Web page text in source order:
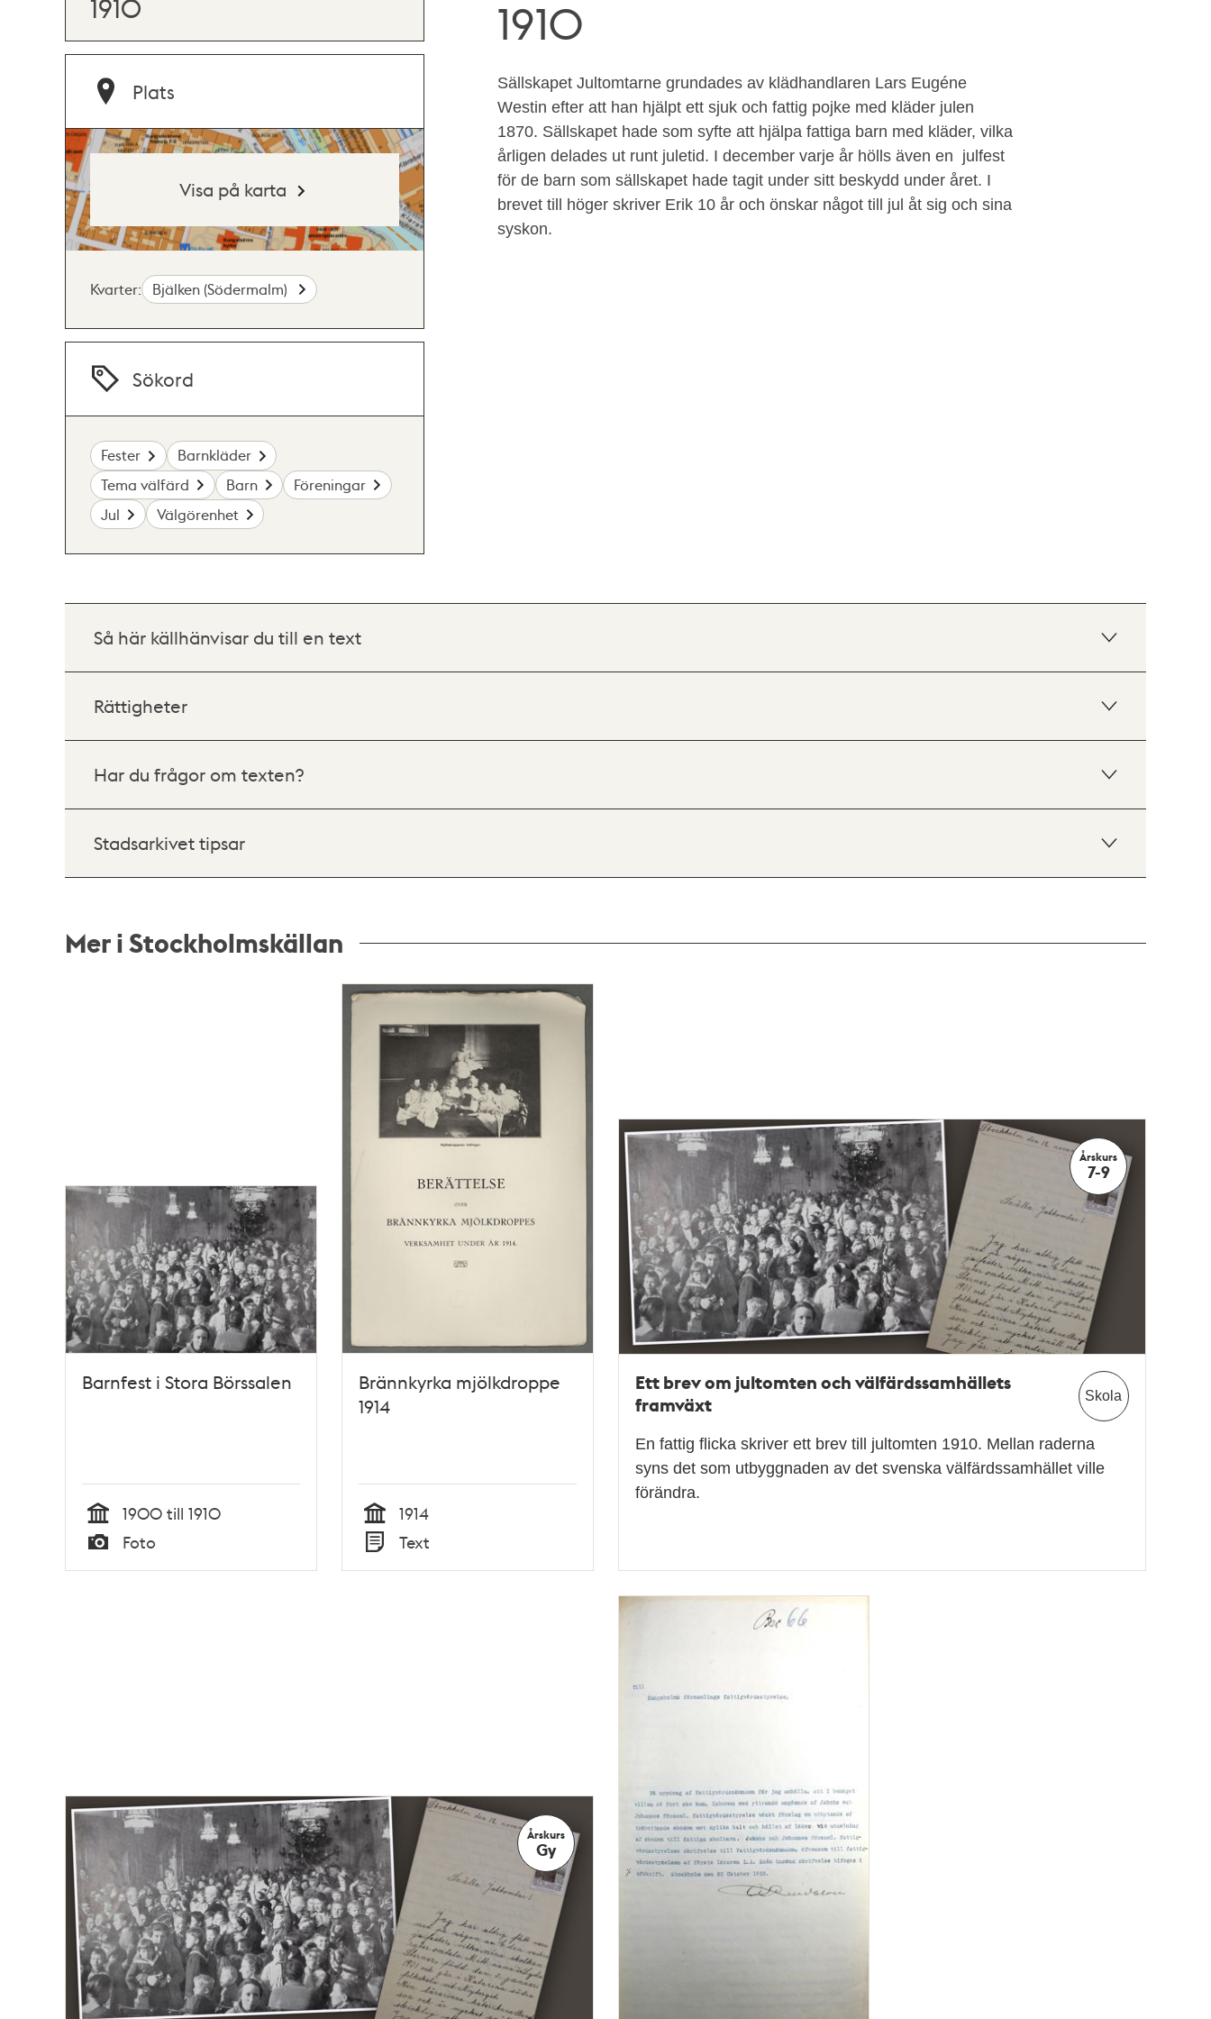
1910
Sällskapet Jultomtarne grundades av klädhandlaren Lars Eugéne
Westin efter att han hjälpt ett sjuk och fattig pojke med kläder julen
1870. Sällskapet hade som syfte att hjälpa fattiga barn med kläder, vilka
årligen delades ut runt juletid. I december varje år hölls även en julfest
för de barn som sällskapet hade tagit under sitt beskydd under året. I
brevet till höger skriver Erik 10 år och önskar något till jul åt sig och sina
syskon.
1910
Plats
Visa på karta
Kvarter: Bjälken (Södermalm)
Sökord
Fester
Barnkläder
Tema välfärd
Barn
Föreningar
Jul
Välgörenhet
Så här källhänvisar du till en text
Rättigheter
Har du frågor om texten?
Stadsarkivet tipsar
Mer i Stockholmskällan
Barnfest i Stora Börssalen
Tid
1900 till 1910
Typ
Foto
Brännkyrka mjölkdroppe
1914
Tid
1914
Typ
Text
Årskurs
7-9
Skola
Ett brev om jultomten och välfärdssamhällets
framväxt
En fattig flicka skriver ett brev till jultomten 1910. Mellan raderna
syns det som utbyggnaden av det svenska välfärdssamhället ville
förändra.
Årskurs
Gy